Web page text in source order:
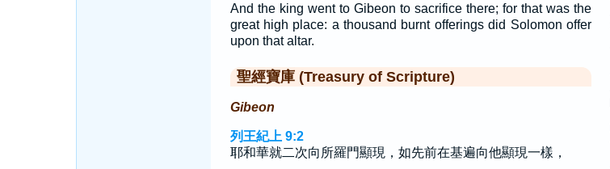
And the king went to Gibeon to sacrifice there; for that was the
great high place: a thousand burnt offerings did Solomon offer
upon that altar.
聖經寶庫 (Treasury of Scripture)
Gibeon
列王紀上 9:2
耶和華就二次向所羅門顯現，如先前在基遍向他顯現一樣，